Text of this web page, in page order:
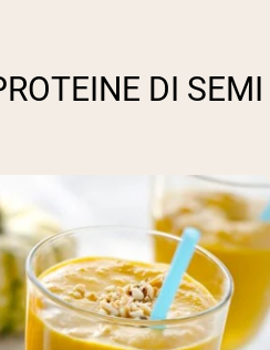
DI SEMI